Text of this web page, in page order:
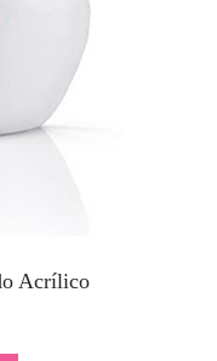
Acrílico